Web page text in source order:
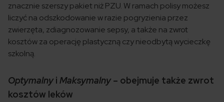
znacznie szerszy pakiet niż PZU. W ramach polisy możesz
liczyć na odszkodowanie w razie pogryzienia przez
zwierzęta, zdiagnozowanie sepsy, a także na zwrot
kosztów za operację plastyczną czy nieodbytą wycieczkę
szkolną.
Optymalnyi Maksymalny– obejmuje także zwrot
kosztów leków